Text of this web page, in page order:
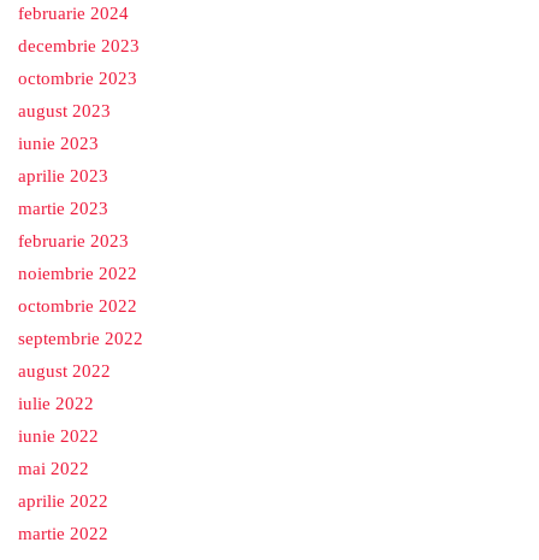
februarie 2024
decembrie 2023
octombrie 2023
august 2023
iunie 2023
aprilie 2023
martie 2023
februarie 2023
noiembrie 2022
octombrie 2022
septembrie 2022
august 2022
iulie 2022
iunie 2022
mai 2022
aprilie 2022
martie 2022